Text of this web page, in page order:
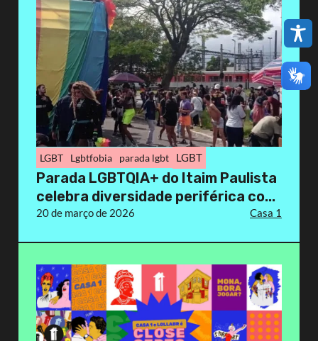
LGBT Lgbtfobia parada lgbt LGBT
Parada LGBTQIA+ do Itaim Paulista
celebra diversidade periférica co...
20 de março de 2026 Casa 1